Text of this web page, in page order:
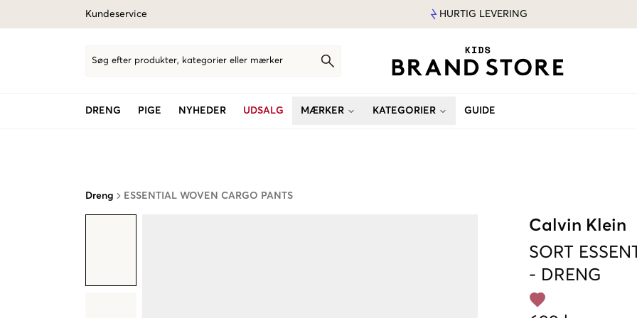
Kundeservice HURTIG LEVERING
Søg efter produkter, kategorier eller mærker
DRENG PIGE NYHEDER UDSALG MÆRKER KATEGORIER GUIDE
Dreng ESSENTIAL WOVEN CARGO PANTS
Calvin Klein
SORT
- DRENG